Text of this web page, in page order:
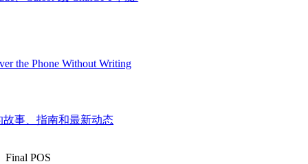
the Phone Without Writing
故事、指南和最新动态
Final POS